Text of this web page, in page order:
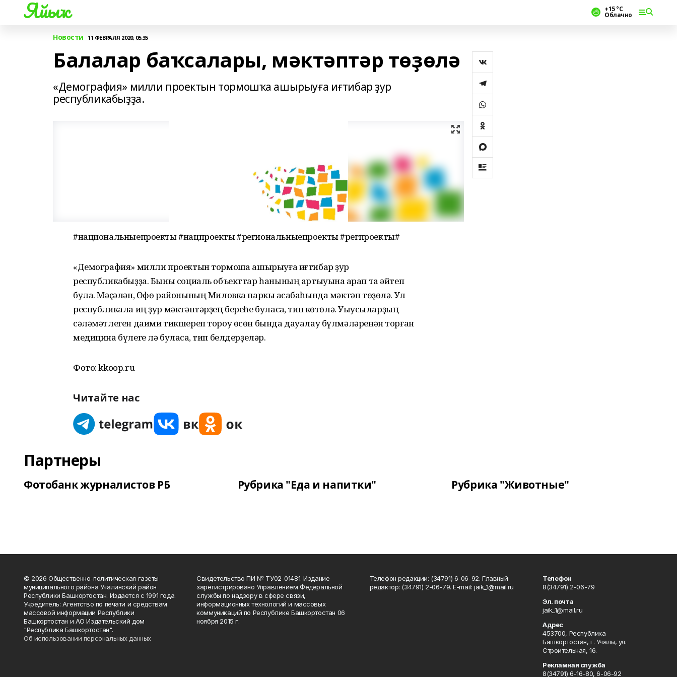
Яйыҡ +15 °С
Облачно
Новости 11 ФЕВРАЛЯ 2020, 05:35
Балалар баҡсалары, мәктәптәр төҙөлә
«Демография» милли проектын тормошҡа ашырыуға иғтибар ҙур
республикабыҙҙа.
#национальныепроекты #нацпроекты #региональныепроекты #регпроекты#
«Демография» милли проектын тормошҡа ашырыуға иғтибар ҙур
республикабыҙҙа. Быны социаль объекттар һанының артыуына ҡарап та әйтеп
була. Мәҫәлән, Өфө районының Миловка паркы ҡасабаһында мәктәп төҙөлә. Ул
республикала иң ҙур мәктәптәрҙең береһе буласаҡ, тип көтөлә. Уҡыусыларҙың
сәләмәтлеген даими тикшереп тороу өсөн бында дауалау бүлмәләренән торған
медицина бүлеге лә буласаҡ, тип белдерҙеләр.
Фото: kkoop.ru
Читайте нас
Партнеры
Фотобанк журналистов РБ Рубрика "Еда и напитки" Рубрика "Животные"
© 2026 Общественно-политическая газеты
муниципального района Учалинский район
Республики Башкортостан. Издается с 1991 года.
Учредитель: Агентство по печати и средствам
массовой информации Республики
Башкортостан и АО Издательский дом
"Республика Башкортостан".
Об использовании персональных данных
Свидетельство ПИ № ТУ02-01481. Издание
зарегистрировано Управлением Федеральной
службы по надзору в сфере связи,
информационных технологий и массовых
коммуникаций по Республике Башкортостан 06
ноября 2015 г.
Телефон редакции: (34791) 6-06-92. Главный
редактор: (34791) 2-06-79. Е-mаil: jaik_1@mail.ru
Телефон
8(34791) 2-06-79
Эл. почта
jaik_1@mail.ru
Адрес
453700, Республика
Башкортостан, г. Учалы, ул.
Строительная, 16.
Рекламная служба
8(34791) 6-16-80, 6-06-92